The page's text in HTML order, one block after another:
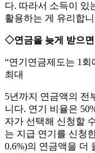
다. 따라서 소득이 있
활용하는 게 유리합
◇연금을 늦게 받으
“연기연금제도는 1
최대
5년까지 연금액의 전
니다. 연기 비율은
자가 선택해 신청할
는 지급 연기를 신청
0.6%)의 연금액을 더